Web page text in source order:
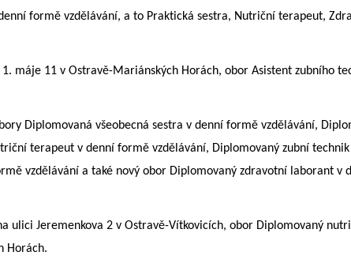
formě vzdělávání, a to Praktická sestra, Nutriční terapeut,
máje 11 v Ostravě-Mariánských Horách, obor Asistent zubního
Diplomovaná všeobecná sestra v denní formě vzdělávání,
terapeut v denní formě vzdělávání, Diplomovaný zubní technik
vzdělávání a také nový obor Diplomovaný zdravotní laborant v
ulici Jeremenkova 2 v Ostravě-Vítkovicích, obor Diplomovaný
Horách.